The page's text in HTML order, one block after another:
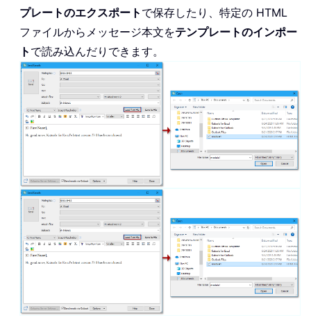
プレートのエクスポート で保存したり、特定の HTML
ファイルからメッセージ本文をテンプレートのインポー
ト で読み込んだりできます。